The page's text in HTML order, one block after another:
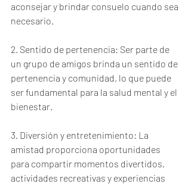
aconsejar y brindar consuelo cuando sea
necesario.
2. Sentido de pertenencia: Ser parte de
un grupo de amigos brinda un sentido de
pertenencia y comunidad, lo que puede
ser fundamental para la salud mental y el
bienestar.
3. Diversión y entretenimiento: La
amistad proporciona oportunidades
para compartir momentos divertidos,
actividades recreativas y experiencias